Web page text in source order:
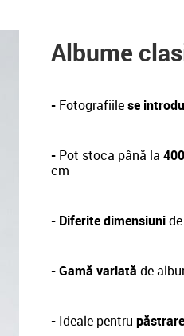
Albume
- Fotografiilese
-Pot stoca până la
cm
- Diferite dimensiunide
- Gamă variată de
-Ideale pentru